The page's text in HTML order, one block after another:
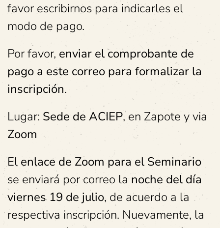
favor escribirnos para indicarles el
modo de pago.
Por favor, enviar el comprobante de
pago a este correo para formalizar la
inscripción.
Lugar: Sede de ACIEP, en Zapote y via
Zoom
El enlace de Zoom para el Seminario
se enviará por correo lanoche del día
viernes 19 de julio, de acuerdo a la
respectiva inscripción. Nuevamente, la